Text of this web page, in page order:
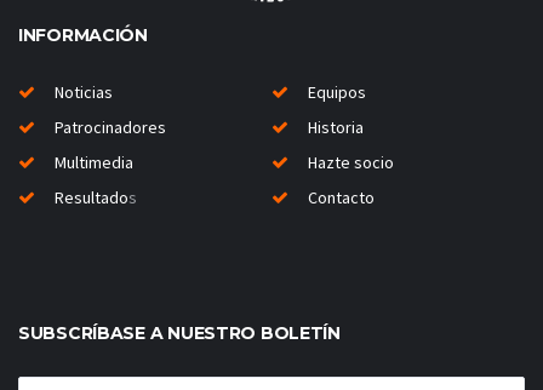
INFORMACIÓN
Noticias
Equipos
Patrocinadores
Historia
Multimedia
Hazte socio
Resultados Contacto
SUBSCRÍBASE A NUESTRO BOLETÍN